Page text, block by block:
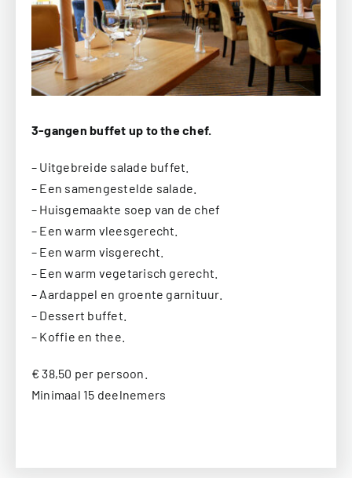
3-gangen buffet up to the chef.
– Uitgebreide salade buffet.
– Een samengestelde salade.
– Huisgemaakte soep van de chef
– Een warm vleesgerecht.
– Een warm visgerecht.
– Een warm vegetarisch gerecht.
– Aardappel en groente garnituur.
– Dessert buffet.
– Koffie en thee.
€ 38,50 per persoon.
Minimaal 15 deelnemers